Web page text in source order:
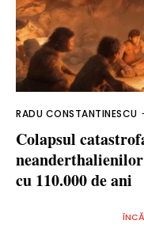
RADU CONSTANTINESCU
Colapsul
cu 110.000 de ani